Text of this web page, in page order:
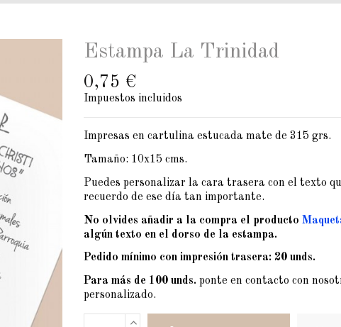
Estampa La Trinidad
0,75 €
Impuestos incluidos
Impresas en cartulina estucada mate de 315 grs.
Tamaño: 10x15 cms.
Puedes personalizar la cara trasera con el texto
recuerdo de ese día tan importante.
No olvides añadir a la compra el producto
algún texto en el dorso de la estampa.
Pedido mínimo con impresión trasera: 20 unds.
Para más de 100 unds. ponte en contacto con
personalizado.